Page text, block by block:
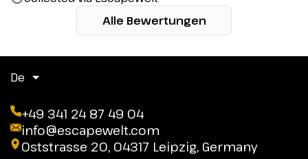
Alle Bewertungen
De
+49 341 24 87 49 04
info@escapewelt.com
Oststrasse 20, 04317 Leipzig, Germany